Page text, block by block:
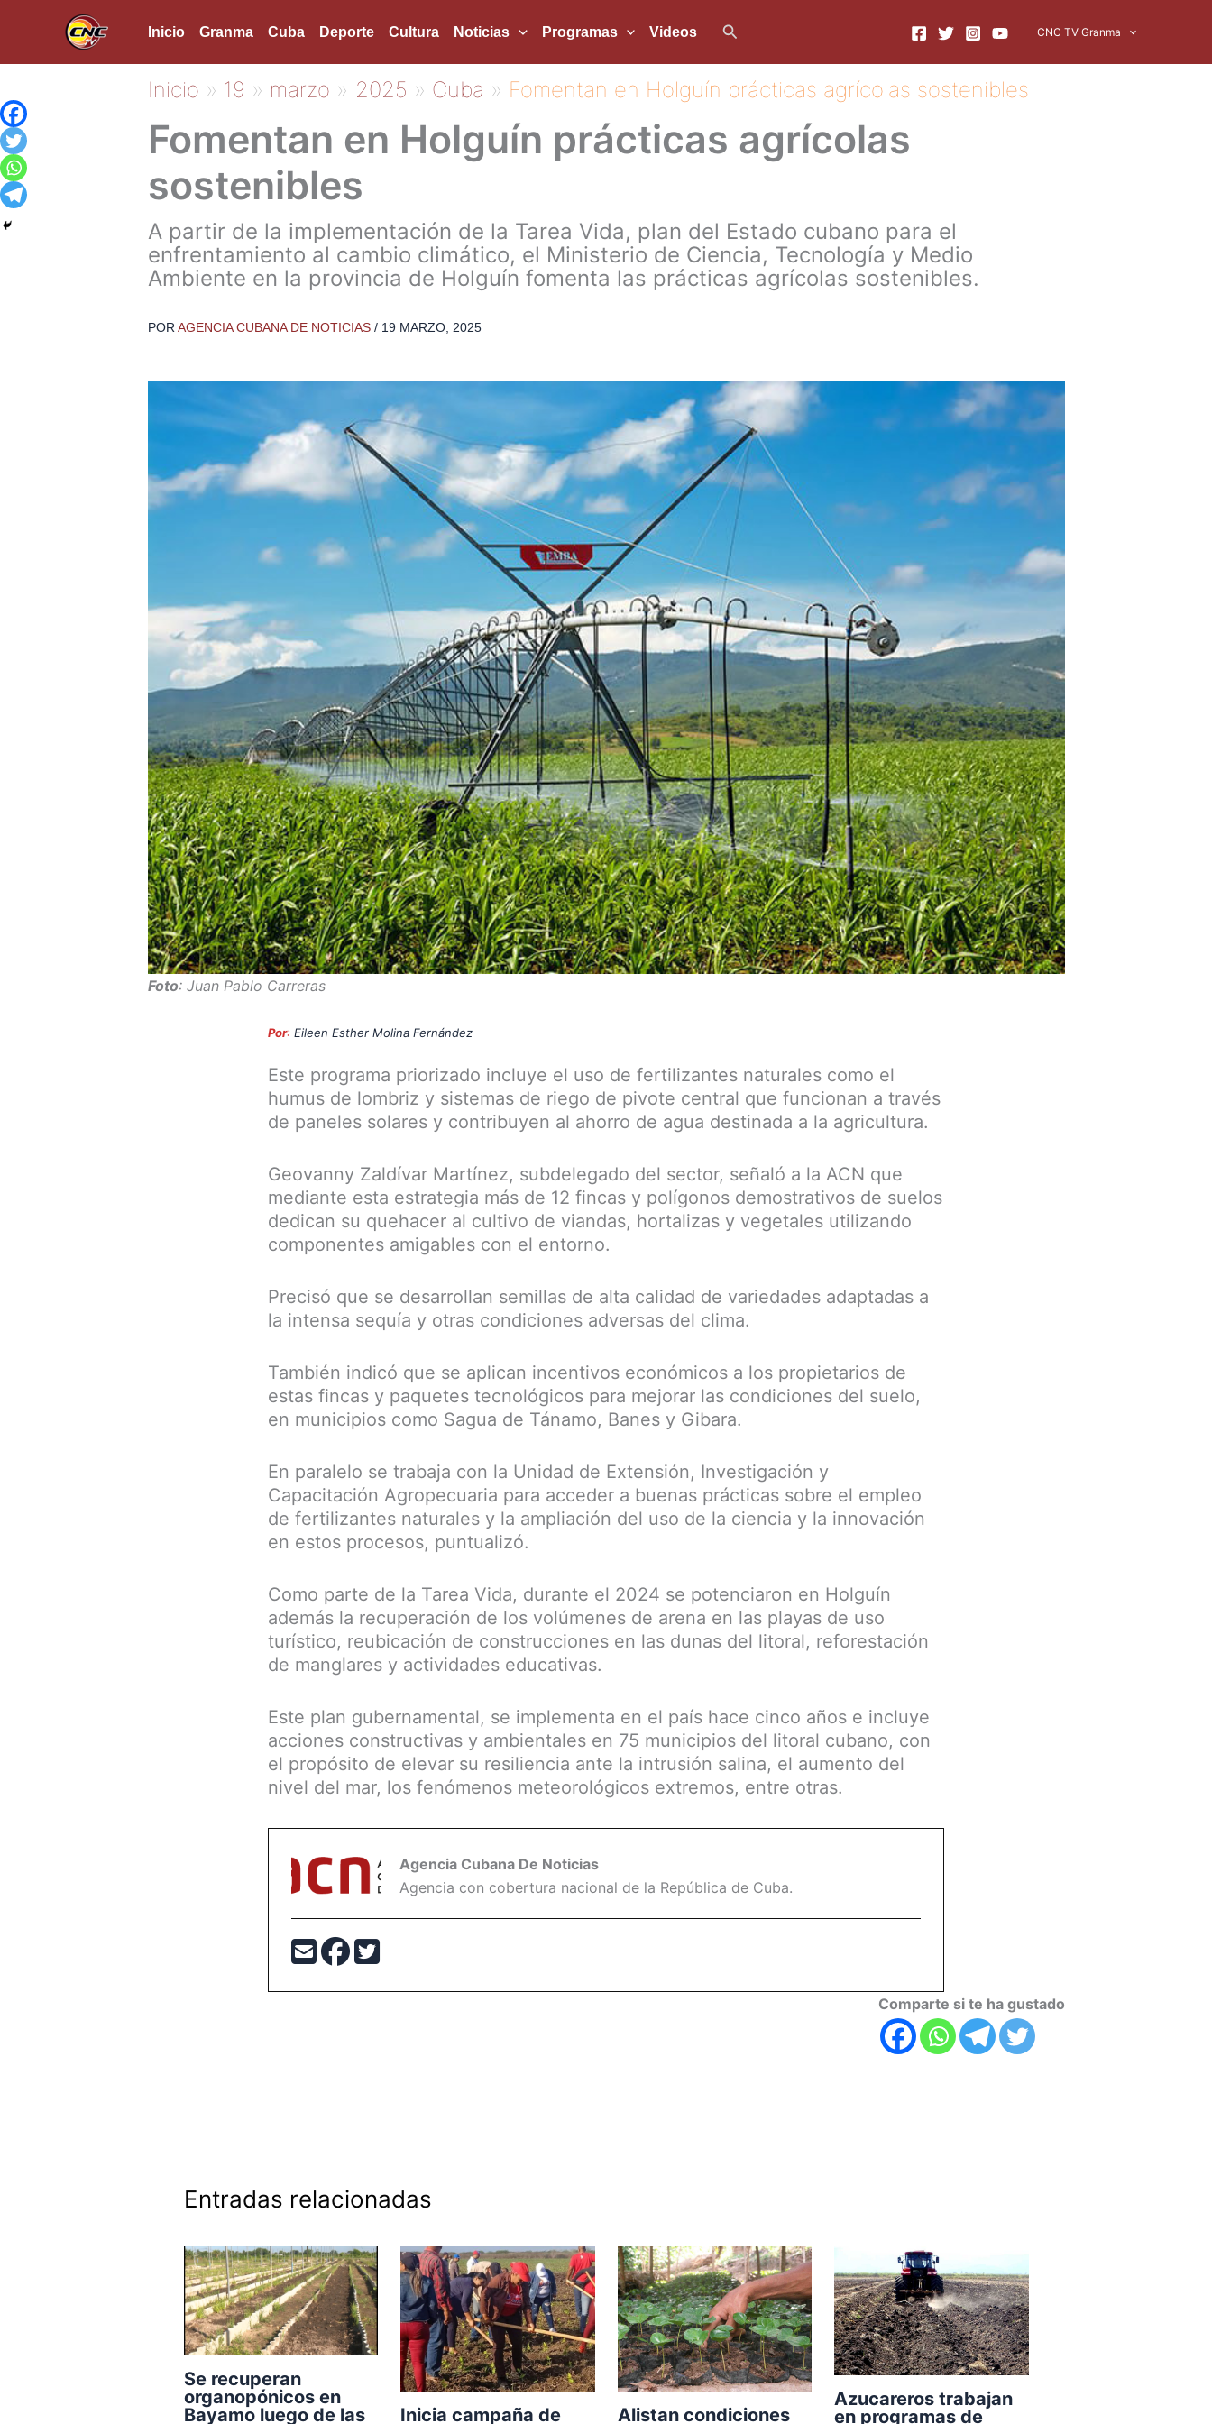
Inicio Granma Cuba Deporte Cultura Noticias Programas Videos Buscar CNC TV Granma
Inicio 19 marzo 2025 Cuba Fomentan en Holguín prácticas agrícolas sostenibles
Fomentan en Holguín prácticas agrícolas
sostenibles
A partir de la implementación de la Tarea Vida, plan del Estado cubano para el
enfrentamiento al cambio climático, el Ministerio de Ciencia, Tecnología y Medio
Ambiente en la provincia de Holguín fomenta las prácticas agrícolas sostenibles.
POR AGENCIA CUBANA DE NOTICIAS / 19 MARZO, 2025
Foto: Juan Pablo Carreras
Por: Eileen Esther Molina Fernández
Este programa priorizado incluye el uso de fertilizantes naturales como el
humus de lombriz y sistemas de riego de pivote central que funcionan a través
de paneles solares y contribuyen al ahorro de agua destinada a la agricultura.
Geovanny Zaldívar Martínez, subdelegado del sector, señaló a la ACN que
mediante esta estrategia más de 12 fincas y polígonos demostrativos de suelos
dedican su quehacer al cultivo de viandas, hortalizas y vegetales utilizando
componentes amigables con el entorno.
Precisó que se desarrollan semillas de alta calidad de variedades adaptadas a
la intensa sequía y otras condiciones adversas del clima.
También indicó que se aplican incentivos económicos a los propietarios de
estas fincas y paquetes tecnológicos para mejorar las condiciones del suelo,
en municipios como Sagua de Tánamo, Banes y Gibara.
En paralelo se trabaja con la Unidad de Extensión, Investigación y
Capacitación Agropecuaria para acceder a buenas prácticas sobre el empleo
de fertilizantes naturales y la ampliación del uso de la ciencia y la innovación
en estos procesos, puntualizó.
Como parte de la Tarea Vida, durante el 2024 se potenciaron en Holguín
además la recuperación de los volúmenes de arena en las playas de uso
turístico, reubicación de construcciones en las dunas del litoral, reforestación
de manglares y actividades educativas.
Este plan gubernamental, se implementa en el país hace cinco años e incluye
acciones constructivas y ambientales en 75 municipios del litoral cubano, con
el propósito de elevar su resiliencia ante la intrusión salina, el aumento del
nivel del mar, los fenómenos meteorológicos extremos, entre otras.
Agencia Cubana De Noticias
Agencia con cobertura nacional de la República de Cuba.
Comparte si te ha gustado
Entradas relacionadas
Se recuperan
organopónicos en
Bayamo luego de las
Inicia campaña de
Alistan condiciones
Azucareros trabajan
en programas de